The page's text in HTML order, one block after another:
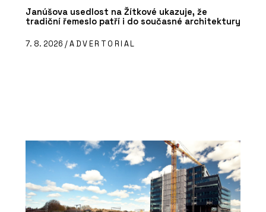
Janúšova usedlost na Žítkové ukazuje, že
tradiční řemeslo patří i do současné architektury
7. 8. 2026 /ADVERTORIAL